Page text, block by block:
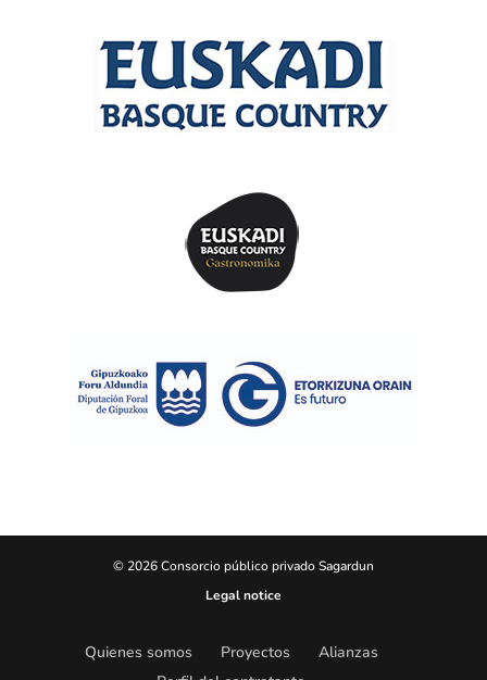
© 2026 Consorcio público privado Sagardun
Legal notice
Quienes somos Proyectos
Alianzas